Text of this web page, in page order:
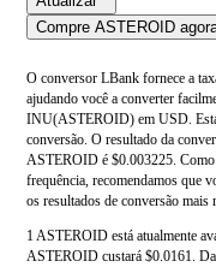
Compre ASTEROID
O conversor LBank fornece a
ajudando você a converter
INU(ASTEROID) em USD. Esta
conversão. O resultado da
ASTEROID é $0.003225. Como
frequência, recomendamos que
os resultados de conversão mais
1 ASTEROID está atualmente
ASTEROID custará $0.0161.